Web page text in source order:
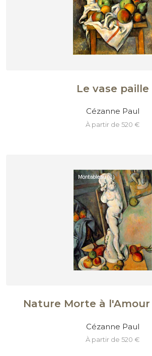
Le vase paille
Cézanne Paul
à partir de 520 €
Nature Morte à
Cézanne Paul
à partir de 520 €